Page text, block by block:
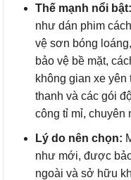
Thế mạnh nổi bật:
như dán phim
vệ sơn bóng
bảo vệ bề mặt,
không gian xe yên
thanh và các gói
công tỉ mỉ, chuyên
Lý do nên chọn:
như mới, được
ngoài và sở hữu